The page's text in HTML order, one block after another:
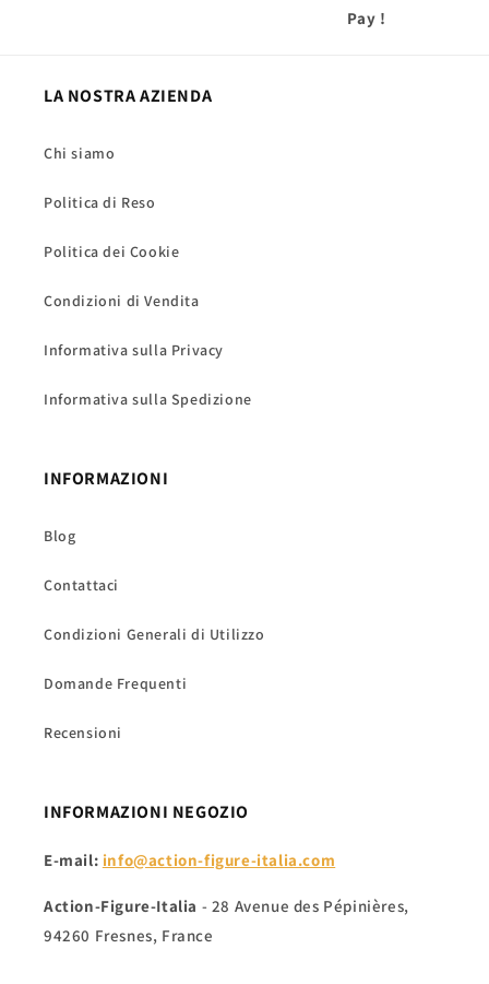
Pay !
LA NOSTRA AZIENDA
Chi siamo
Politica di Reso
Politica dei Cookie
Condizioni di Vendita
Informativa sulla Privacy
Informativa sulla Spedizione
INFORMAZIONI
Blog
Contattaci
Condizioni Generali di Utilizzo
Domande Frequenti
Recensioni
INFORMAZIONI NEGOZIO
E-mail: info@action-figure-italia.com
Action-Figure-Italia - 28 Avenue des Pépinières,
94260 Fresnes, France